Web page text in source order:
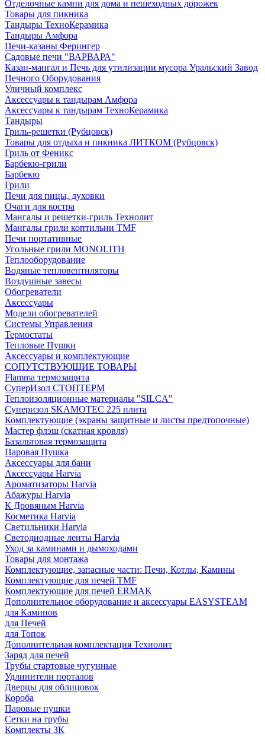
Отделочные камни для дома и пешеходных дорожек
Товары для пикника
Тандыры ТехноКерамика
Тандыры Амфора
Печи-казаны Ферингер
Садовые печи "ВАРВАРА"
Казан-мангал и Печь для утилизации мусора Уральский Завод
Печного Оборудования
Уличный комплекс
Аксессуары к тандырам Амфора
Аксессуары к тандырам ТехноКерамика
Тандыры
Гриль-решетки (Рубцовск)
Товары для отдыха и пикника ЛИТКОМ (Рубцовск)
Гриль от Феникс
Барбекю-грили
Барбекю
Грили
Печи для пицы, духовки
Очаги для костра
Мангалы и решетки-гриль Технолит
Мангалы грили коптильни TMF
Печи портативные
Угольные грили MONOLITH
Теплооборудование
Водяные тепловентиляторы
Воздушные завесы
Обогреватели
Аксессуары
Модели обогревателей
Системы Управления
Термостаты
Тепловые Пушки
Аксессуары и комплектующие
СОПУТСТВУЮЩИЕ ТОВАРЫ
Flamma термозащита
СуперИзол СТОПТЕРМ
Теплоизоляционные материалы "SILCA"
Суперизол SKAMOTEC 225 плита
Комплектующие (экраны защитные и листы предтопочные)
Мастер флэш (скатная кровля)
Базальтовая термозащита
Паровая Пушка
Аксессуары для бани
Аксессуары Harvia
Ароматизаторы Harvia
Абажуры Harvia
К Дровяным Harvia
Косметика Harvia
Светильники Harvia
Светодиодные ленты Harvia
Уход за каминами и дымоходами
Товары для монтажа
Комплектующие, запасные части: Печи, Котлы, Камины
Комплектующие для печей TMF
Комплектующие для печей ERMAK
Дополнительное оборудование и аксессуары EASYSTEAM
для Каминов
для Печей
для Топок
Дополнительная комплектация Технолит
Заряд для печей
Трубы стартовые чугунные
Удлинители порталов
Дверцы для облицовок
Короба
Паровые пушки
Сетки на трубы
Комплекты ЗК